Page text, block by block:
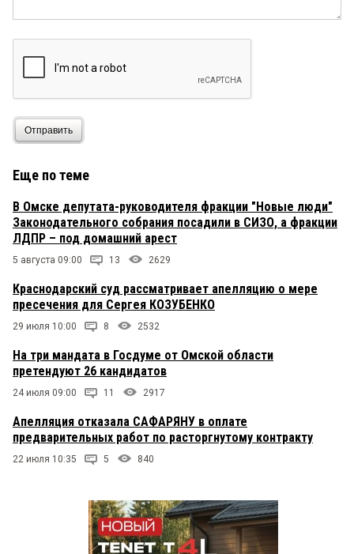
Отправить
Еще по теме
В Омске депутата-руководителя фракции "Новые люди"
Законодательного собрания посадили в СИЗО, а фракции
ЛДПР – под домашний арест
5 августа 09:00 13 2629
Краснодарский суд рассматривает апелляцию о мере
пресечения для Сергея КОЗУБЕНКО
29 июля 10:00 8 2532
На три мандата в Госдуме от Омской области
претендуют 26 кандидатов
24 июля 09:00 11 2917
Апелляция отказала САФАРЯНУ в оплате
предварительных работ по расторгнутому контракту
22 июля 10:35 5 840